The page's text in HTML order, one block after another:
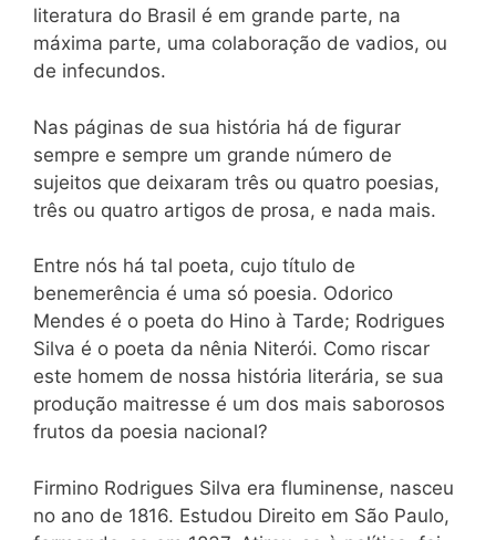
literatura do Brasil é em grande parte, na
máxima parte, uma colaboração de vadios, ou
de infecundos.
Nas páginas de sua história há de figurar
sempre e sempre um grande número de
sujeitos que deixaram três ou quatro poesias,
três ou quatro artigos de prosa, e nada mais.
Entre nós há tal poeta, cujo título de
benemerência é uma só poesia. Odorico
Mendes é o poeta do Hino à Tarde; Rodrigues
Silva é o poeta da nênia Niterói. Como riscar
este homem de nossa história literária, se sua
produção maitresse é um dos mais saborosos
frutos da poesia nacional?
Firmino Rodrigues Silva era fluminense, nasceu
no ano de 1816. Estudou Direito em São Paulo,